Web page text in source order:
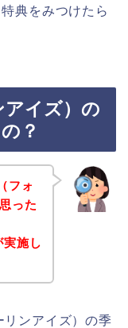
典をみつけたら
イズ）の
？
フォ
った
施し
ンアイズ）の季